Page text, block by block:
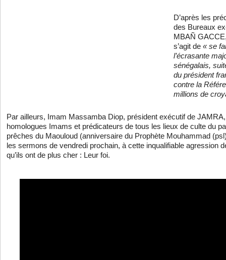
D’après les
des Bureaux
MBAÑ
s’agit de« se
l’écrasante
sénégalais,
du président
contre la
millions de
Par ailleurs, Imam Massamba Diop, président exécutif de
homologues Imams et prédicateurs de tous les lieux de culte du
prêches du Maouloud (anniversaire du Prophète Mouhammad
les sermons de vendredi prochain, à cette inqualifiable agression
qu’ils ont de plus cher : Leur foi.